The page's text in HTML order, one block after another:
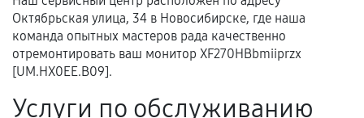
Программные сбои, если это не указано в
отдельных условиях.
Если комплектующие куплены
Октябрьская улица, 34 в Новосибирске, где наша
команда опытных мастеров рада качественно
отремонтировать ваш монитор XF270HBbmiiprzx
[UM.HX0EE.B09].
Услуги по обслуживанию